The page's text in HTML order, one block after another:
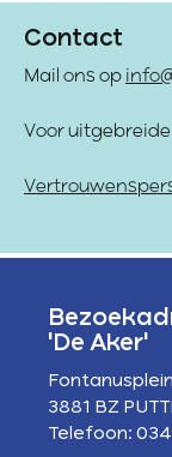
Contact
Mail ons op
Voor
'De Aker'
3881 BZ
Telefoon: